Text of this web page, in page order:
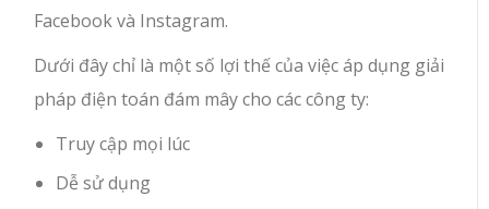
Facebook và Instagram.
Dưới đây chỉ là một số lợi thế của việc áp dụng giải
pháp điện toán đám mây cho các công ty:
Truy cập mọi lúc
Dễ sử dụng